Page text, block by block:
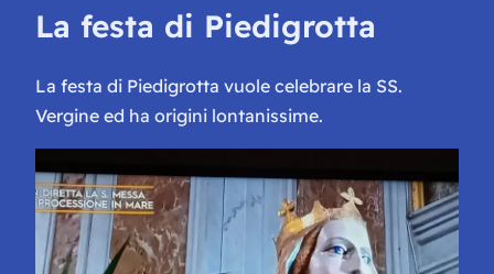
La festa di Piedigrotta
La festa di Piedigrotta vuole celebrare la SS.
Vergine ed ha origini lontanissime.